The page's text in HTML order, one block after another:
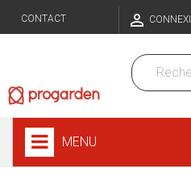
CONTACT 
MENU